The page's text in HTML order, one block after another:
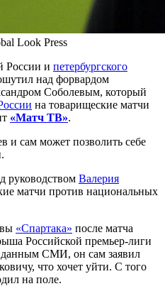
Look Press
России и петербургского
над форвардом
Соболевым, который
на товарищеские матчи
«Матч ТВ».
и сам может позволить себе
руководством Валерия
матчи против национальных
«Спартака» после матча
Российской премьер-лиги
СМИ, он сам заявил
что хочет уйти. С того
на поле.